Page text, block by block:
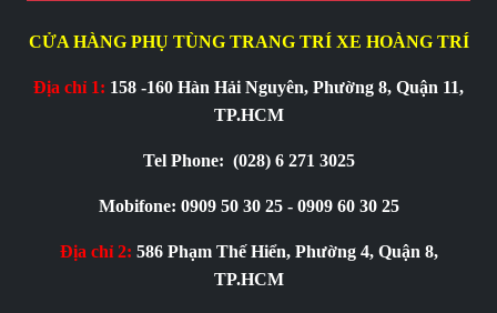
CỬA HÀNG PHỤ TÙNG TRANG TRÍ XE HOÀNG TRÍ
Địa chỉ 1: 158 -160 Hàn Hải Nguyên, Phường 8, Quận 11,
TP.HCM
Tel Phone: (028) 6 271 3025
Mobifone: 0909 50 30 25 - 0909 60 30 25
Địa chỉ 2: 586 Phạm Thế Hiển, Phường 4, Quận 8,
TP.HCM